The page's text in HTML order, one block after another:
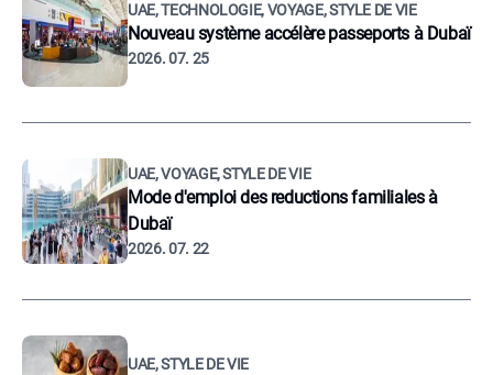
UAE, TECHNOLOGIE, VOYAGE, STYLE DE VIE
Nouveau système accélère passeports à Dubaï
2026. 07. 25
UAE, VOYAGE, STYLE DE VIE
Mode d'emploi des reductions familiales à
Dubaï
2026. 07. 22
UAE, STYLE DE VIE